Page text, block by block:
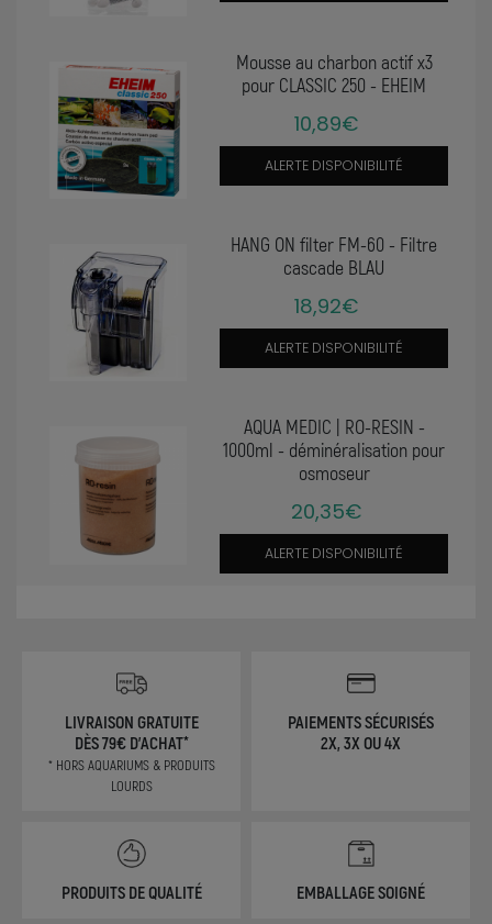
Mousse au charbon actif x3
pour CLASSIC 250 - EHEIM
10,89€
ALERTE DISPONIBILITÉ
HANG ON filter FM-60 - Filtre
cascade BLAU
18,92€
ALERTE DISPONIBILITÉ
AQUA MEDIC | RO-RESIN -
1000ml - déminéralisation pour
osmoseur
20,35€
ALERTE DISPONIBILITÉ
LIVRAISON GRATUITE
DÈS 79€ D'ACHAT*
* HORS AQUARIUMS & PRODUITS
LOURDS
PAIEMENTS SÉCURISÉS
2X, 3X OU 4X
PRODUITS DE QUALITÉ EMBALLAGE SOIGNÉ